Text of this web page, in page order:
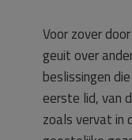
Voor zover
geuit over
beslissingen
eerste lid, van
zoals vervat in